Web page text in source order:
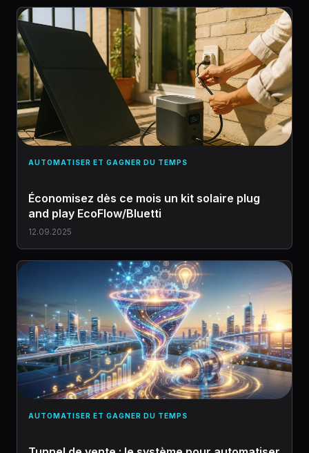
AUTOMATISER ET GAGNER DU TEMPS
Économisez dès ce mois un kit solaire plug
and play EcoFlow/Bluetti
12.09.2025
AUTOMATISER ET GAGNER DU TEMPS